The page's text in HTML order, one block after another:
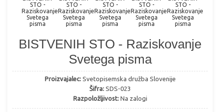
BISTVENIH STO - Raziskovanje
Svetega pisma
Proizvajalec: Svetopisemska družba Slovenije
Šifra: SDS-023
Razpoložljivost:Na zalogi